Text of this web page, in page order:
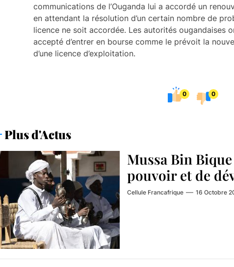
communications de l’Ouganda lui a accordé un
en attendant la résolution d’un certain nombre de
licence ne soit accordée. Les autorités ougandaises
accepté d’entrer en bourse comme le prévoit la
d’une licence d’exploitation.
0 0
Plus d'Actus
Mussa Bin
pouvoir et de
Cellule Francafrique 16 Octobre